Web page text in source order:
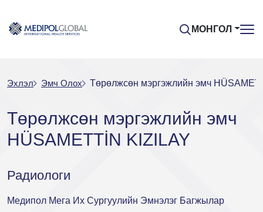
МОНГОЛ
Эхлэл Эмч Oлох Төрөлжсөн мэргэжлийн эмч
Төрөлжсөн мэргэжлийн эмч
HÜSAMETTİN KIZILAY
Радиологи
Медипол Мега Их Сургуулийн Эмнэлэг Багжылар